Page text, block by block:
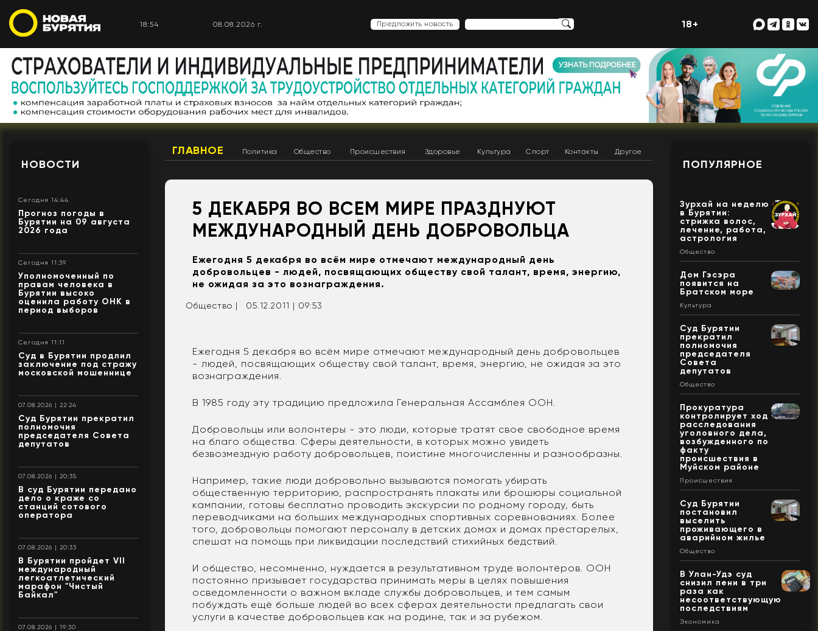
18:54 08.08.2026 г. Предложить новость 18+
НОВОСТИ
Сегодня 14:44
Прогноз погоды в
Бурятии на 09 августа
2026 года
Сегодня 11:39
Уполномоченный по
правам человека в
Бурятии высоко
оценила работу ОНК в
период выборов
Сегодня 11:11
Суд в Бурятии продлил
заключение под стражу
московской мошеннице
07.08.2026 | 22:24
Суд Бурятии прекратил
полномочия
председателя Совета
депутатов
07.08.2026 | 20:35
В суд Бурятии передано
дело о краже со
станций сотового
оператора
07.08.2026 | 20:33
В Бурятии пройдет VII
международный
легкоатлетический
марафон "Чистый
Байкал"
07.08.2026 | 19:30
ГЛАВНОЕ Политика Общество Происшествия Здоровье Культура Спорт Контакты Другое
5 ДЕКАБРЯ ВО ВСЕМ МИРЕ ПРАЗДНУЮТ
МЕЖДУНАРОДНЫЙ ДЕНЬ ДОБРОВОЛЬЦА
Ежегодня 5 декабря во всём мире отмечают международный день
добровольцев - людей, посвящающих обществу свой талант, время, энергию,
не ожидая за это вознаграждения.
Общество | 05.12.2011 | 09:53
Ежегодня 5 декабря во всём мире отмечают международный день добровольцев
- людей, посвящающих обществу свой талант, время, энергию, не ожидая за это
вознаграждения.
В 1985 году эту традицию предложила Генеральная Ассамблея ООН.
Добровольцы или волонтеры - это люди, которые тратят свое свободное время
на благо общества. Сферы деятельности, в которых можно увидеть
безвозмездную работу добровольцев, поистине многочисленны и разнообразны.
Например, такие люди добровольно вызываются помогать убирать
общественную территорию, распространять плакаты или брошюры социальной
кампании, готовы бесплатно проводить экскурсии по родному городу, быть
переводчиками на больших международных спортивных соревнованиях. Более
того, добровольцы помогают персоналу в детских домах и домах престарелых,
спешат на помощь при ликвидации последствий стихийных бедствий.
И общество, несомненно, нуждается в результативном труде волонтёров. ООН
постоянно призывает государства принимать меры в целях повышения
осведомленности о важном вкладе службы добровольцев, и тем самым
побуждать ещё больше людей во всех сферах деятельности предлагать свои
услуги в качестве добровольцев как на родине, так и за рубежом.
ПОПУЛЯРНОЕ
Зурхай на неделю
в Бурятии:
стрижка волос,
лечение, работа,
астрология
Общество
Дом Гэсэра
появится на
Братском море
Культура
Суд Бурятии
прекратил
полномочия
председателя
Совета
депутатов
Общество
Прокуратура
контролирует ход
расследования
уголовного дела,
возбужденного по
факту
происшествия в
Муйском районе
Происшествия
Суд Бурятии
постановил
выселить
проживающего в
аварийном жилье
Общество
В Улан-Удэ суд
снизил пени в три
раза как
несоответствующую
последствиям
Экономика